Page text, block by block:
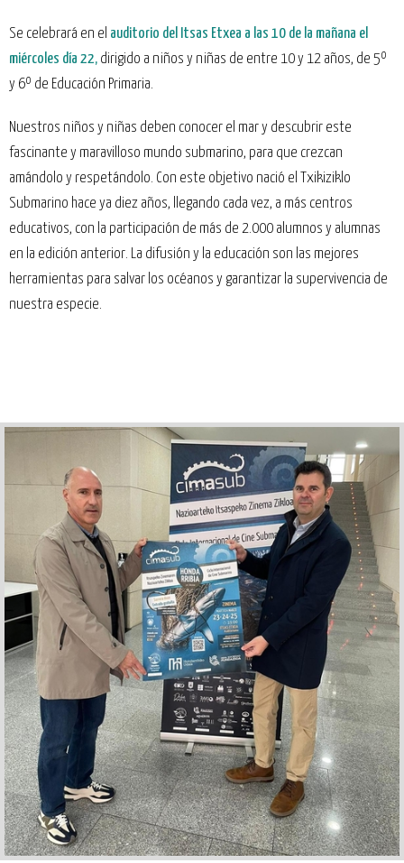
Se celebrará en el auditorio del Itsas Etxea a las 10 de la mañana el
miércoles día 22, dirigido a niños y niñas de entre 10 y 12 años, de 5º
y 6º de Educación Primaria.
Nuestros niños y niñas deben conocer el mar y descubrir este
fascinante y maravilloso mundo submarino, para que crezcan
amándolo y respetándolo. Con este objetivo nació el Txikiziklo
Submarino hace ya diez años, llegando cada vez, a más centros
educativos, con la participación de más de 2.000 alumnos y alumnas
en la edición anterior. La difusión y la educación son las mejores
herramientas para salvar los océanos y garantizar la supervivencia de
nuestra especie.